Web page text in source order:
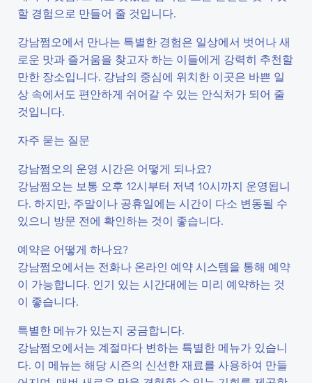
할 경험으로 만들어 줄 것입니다.
강남쩜오에서 만나는 특별한 경험은 일상에서 벗어나 새
로운 맛과 즐거움을 찾고자 하는 이들에게 강력히 추천할
만한 장소입니다. 강남의 중심에 위치한 이곳은 바쁜 일
상 속에서도 편안하게 쉬어갈 수 있는 안식처가 되어 줄
것입니다.
자주 묻는 질문
강남쩜오의 운영 시간은 어떻게 되나요?
강남쩜오는 보통 오후 12시부터 저녁 10시까지 운영됩니
다. 하지만, 주말이나 공휴일에는 시간이 다소 변동될 수
있으니 방문 전에 확인하는 것이 좋습니다.
예약은 어떻게 하나요?
강남쩜오에서는 전화나 온라인 예약 시스템을 통해 예약
이 가능합니다. 인기 있는 시간대에는 미리 예약하는 것
이 좋습니다.
특별한 메뉴가 있는지 궁금합니다.
강남쩜오에서는 계절마다 변하는 특별한 메뉴가 있습니
다. 이 메뉴는 해당 시즌의 신선한 재료를 사용하여 만들